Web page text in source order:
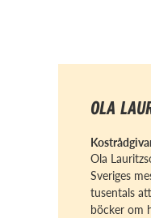
OLA
Ola
Sveriges
tusentals
böcker om